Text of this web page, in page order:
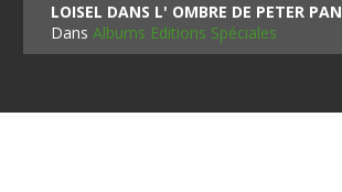
LOISEL DANS L' OMBRE DE PETER PAN
DansAlbums Editions Spéciales